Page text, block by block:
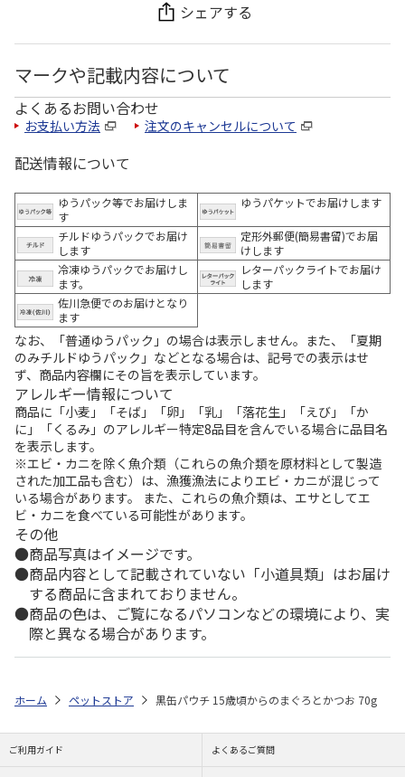
シェアする
マークや記載内容について
よくあるお問い合わせ
お支払い方法 注文のキャンセルについて
配送情報について
ゆうパック等でお届けしま
す
ゆうパケットでお届けします
チルドゆうパックでお届け
します
定形外郵便(簡易書留)でお届
けします
冷凍ゆうパックでお届けし
ます。
レターパックライトでお届け
します
佐川急便でのお届けとなり
ます
なお、「普通ゆうパック」の場合は表示しません。また、「夏期
のみチルドゆうパック」などとなる場合は、記号での表示はせ
ず、商品内容欄にその旨を表示しています。
アレルギー情報について
商品に「小麦」「そば」「卵」「乳」「落花生」「えび」「か
に」「くるみ」のアレルギー特定8品目を含んでいる場合に品目名
を表示します。
※エビ・カニを除く魚介類（これらの魚介類を原材料として製造
された加工品も含む）は、漁獲漁法によりエビ・カニが混じって
いる場合があります。 また、これらの魚介類は、エサとしてエ
ビ・カニを食べている可能性があります。
その他
商品写真はイメージです。
商品内容として記載されていない「小道具類」はお届け
する商品に含まれておりません。
商品の色は、ご覧になるパソコンなどの環境により、実
際と異なる場合があります。
ホーム ペットストア 黒缶パウチ 15歳頃からのまぐろとかつお 70g
ご利用ガイド よくあるご質問